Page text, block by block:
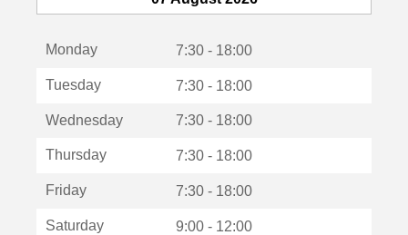
o
u
Monday 7:30 - 18:00
Tuesday 7:30 - 18:00
Wednesday 7:30 - 18:00
Thursday 7:30 - 18:00
Friday 7:30 - 18:00
Saturday 9:00 - 12:00